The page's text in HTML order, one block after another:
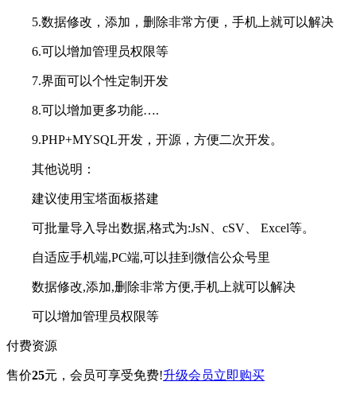
5.数据修改，添加，删除非常方便，手机上就可以解决
6.可以增加管理员权限等
7.界面可以个性定制开发
8.可以增加更多功能….
9.PHP+MYSQL开发，开源，方便二次开发。
其他说明：
建议使用宝塔面板搭建
可批量导入导出数据,格式为:JsN、cSV、 Excel等。
自适应手机端,PC端,可以挂到微信公众号里
数据修改,添加,删除非常方便,手机上就可以解决
可以增加管理员权限等
付费资源
售价25元 ，会员可享受免费!升级会员立即购买